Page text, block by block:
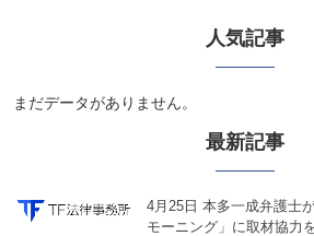
人気記事
まだデータがありません。
最新記事
4月25日 本多一成弁護士
モーニング」に取材協力